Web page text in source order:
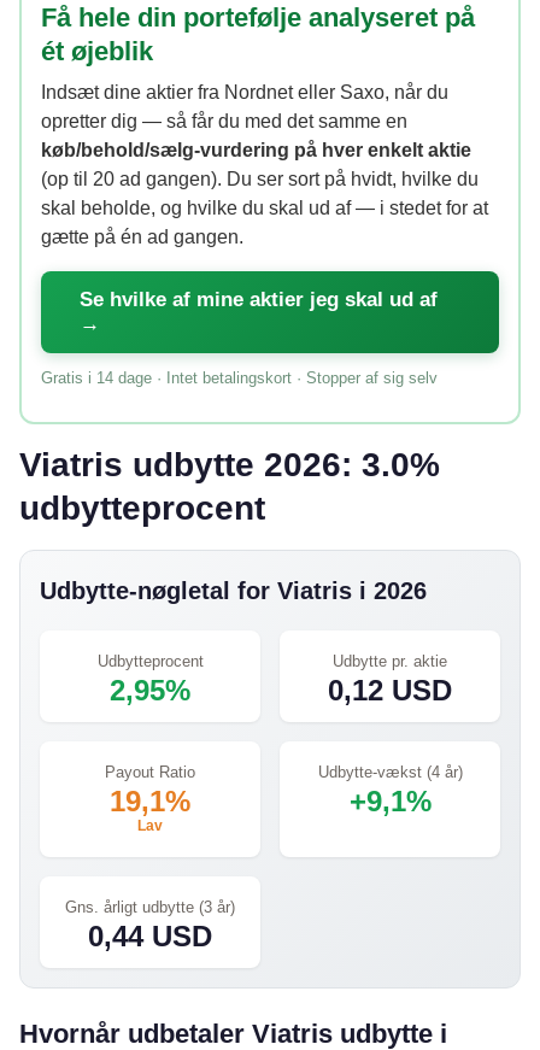
Få hele din portefølje analyseret på
ét øjeblik
Indsæt dine aktier fra Nordnet eller Saxo, når du
opretter dig — så får du med det samme en
køb/behold/sælg-vurdering på hver enkelt aktie
(op til 20 ad gangen). Du ser sort på hvidt, hvilke du
skal beholde, og hvilke du skal ud af — i stedet for at
gætte på én ad gangen.
Se hvilke af mine aktier jeg skal ud af
→
Gratis i 14 dage · Intet betalingskort · Stopper af sig selv
Viatris udbytte 2026: 3.0%
udbytteprocent
Udbytte-nøgletal for Viatris i 2026
Udbytteprocent
2,95%
Udbytte pr. aktie
0,12 USD
Payout Ratio
19,1%
Lav
Udbytte-vækst (4 år)
+9,1%
Gns. årligt udbytte (3 år)
0,44 USD
Hvornår udbetaler Viatris udbytte i